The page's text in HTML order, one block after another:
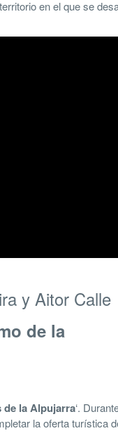
en el que se
y Aitor Calle
de la
de la Alpujarra‘.
la oferta turística